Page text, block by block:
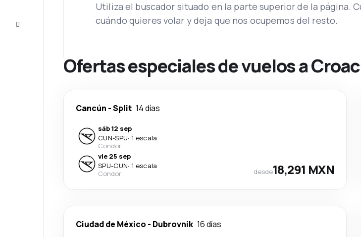
Utiliza el buscador situado en la parte superior de la página.
cuándo quieres volar y deja que nos ocupemos del resto.
Ofertas especiales de vuelos a
Cancún -Split 14 días
sáb 12 sep
CUN-SPU· 1 escala
Condor
vie 25 sep
SPU-CUN· 1 escala
Condor
desde18,291 MXN
Ciudad de México - Dubrovnik 16 días